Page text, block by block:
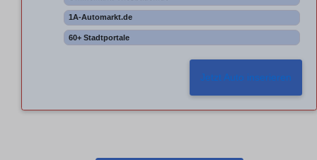
1A-Automarkt.de
60+ Stadtportale
Jetzt Auto inserieren